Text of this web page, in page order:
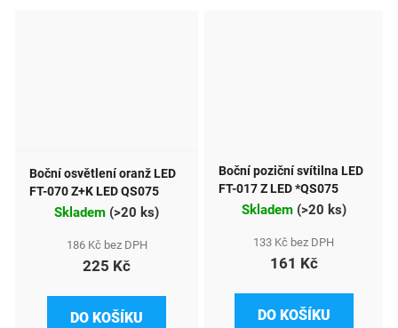
Boční osvětlení oranž LED
FT-070 Z+K LED QS075
Skladem (>20 ks)
186 Kč bez DPH
225 Kč
DO KOŠÍKU
Boční poziční svítilna LED
FT-017 Z LED *QS075
Skladem (>20 ks)
133 Kč bez DPH
161 Kč
DO KOŠÍKU